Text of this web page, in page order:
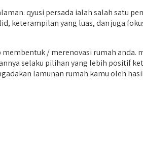
qyusi persada ialah salah satu
keterampilan yang luas, dan juga
/ merenovasi rumah anda.
selaku pilihan yang lebih positif
lamunan rumah kamu oleh